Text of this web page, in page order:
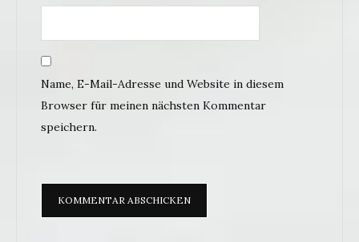
Name, E-Mail-Adresse und Website in diesem
Browser für meinen nächsten Kommentar
speichern.